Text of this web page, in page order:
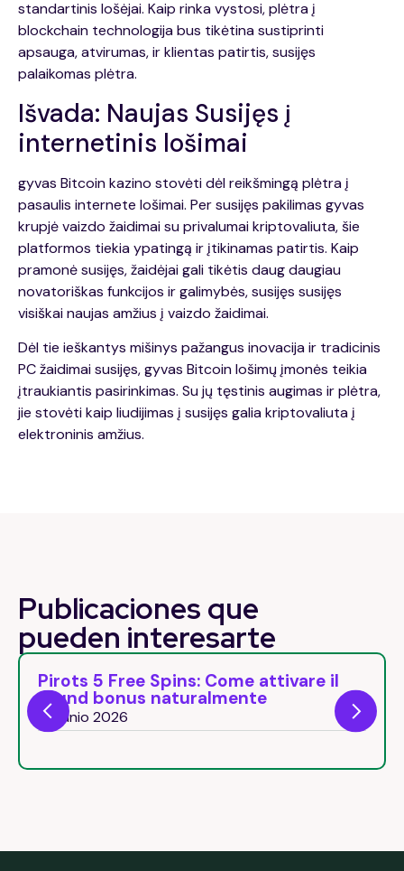
standartinis lošėjai. Kaip rinka vystosi, plėtra į
blockchain technologija bus tikėtina sustiprinti
apsauga, atvirumas, ir klientas patirtis, susijęs
palaikomas plėtra.
Išvada: Naujas Susijęs į
internetinis lošimai
gyvas Bitcoin kazino stovėti dėl reikšmingą plėtra į
pasaulis internete lošimai. Per susijęs pakilimas gyvas
krupjė vaizdo žaidimai su privalumai kriptovaliuta, šie
platformos tiekia ypatingą ir įtikinamas patirtis. Kaip
pramonė susijęs, žaidėjai gali tikėtis daug daugiau
novatoriškas funkcijos ir galimybės, susijęs susijęs
visiškai naujas amžius į vaizdo žaidimai.
Dėl tie ieškantys mišinys pažangus inovacija ir tradicinis
PC žaidimai susijęs, gyvas Bitcoin lošimų įmonės teikia
įtraukiantis pasirinkimas. Su jų tęstinis augimas ir plėtra,
jie stovėti kaip liudijimas į susijęs galia kriptovaliuta į
elektroninis amžius.
Publicaciones que
pueden interesarte
Pirots 5 Free Spins: Come attivare il
round bonus naturalmente
26 junio 2026